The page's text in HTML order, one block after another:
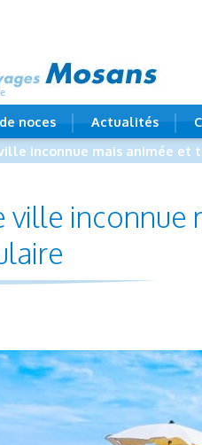
noces Actualités
inconnue mais animée et
ville inconnue